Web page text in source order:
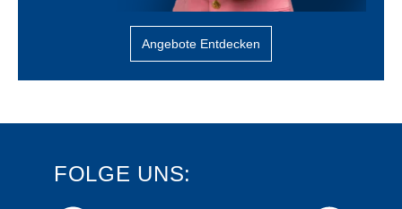
Angebote Entdecken
FOLGE UNS: